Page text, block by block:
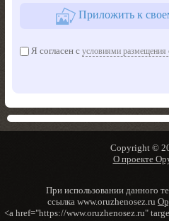
Приложить к
Я согласен с условиями размещения
Copyright ©
О проекте
При использовании данного
ссылка www.oruzhenosez.ru
<a href="https://www.oruzhenosez.ru"